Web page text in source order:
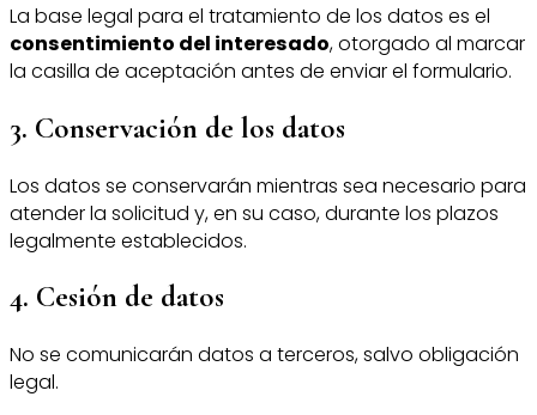
La base legal para el tratamiento de los datos es el
consentimiento del interesado, otorgado al marcar
la casilla de aceptación antes de enviar el formulario.
3. Conservación de los datos
Los datos se conservarán mientras sea necesario para
atender la solicitud y, en su caso, durante los plazos
legalmente establecidos.
4. Cesión de datos
No se comunicarán datos a terceros, salvo obligación
legal.